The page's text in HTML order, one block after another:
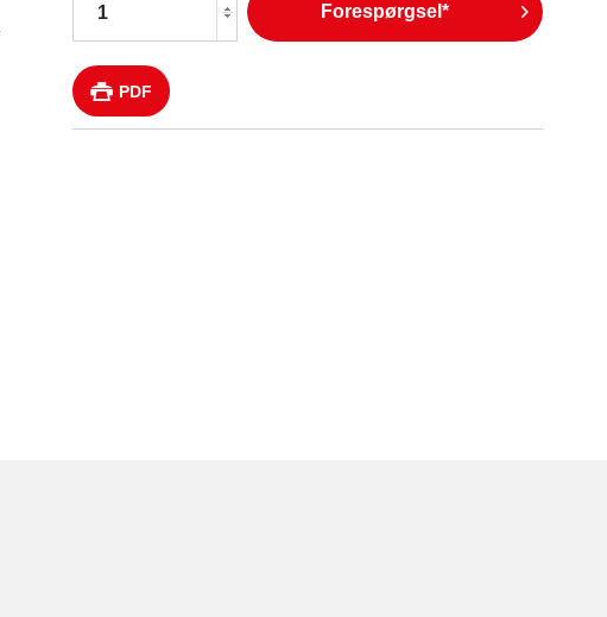
Forespørgsel*
PDF